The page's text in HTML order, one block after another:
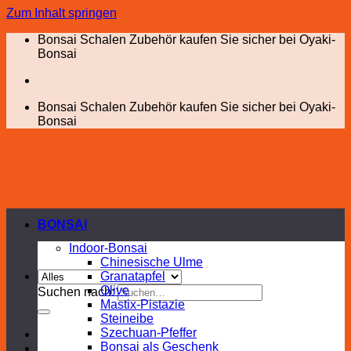
Zum Inhalt springen
Bonsai Schalen Zubehör kaufen Sie sicher bei Oyaki-
Bonsai
Bonsai Schalen Zubehör kaufen Sie sicher bei Oyaki-
Bonsai
Suchen nach:
BONSAI
Indoor-Bonsai
Chinesische Ulme
Granatapfel
Olive
Mastix-Pistazie
Steineibe
Szechuan-Pfeffer
Bonsai als Geschenk